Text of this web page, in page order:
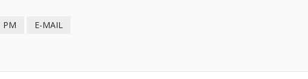
PM E-MAIL